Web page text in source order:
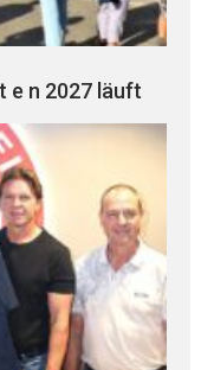
e n 2027 läuft